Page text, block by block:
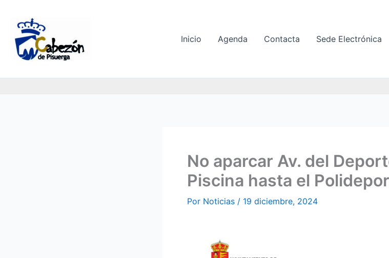
contenido
Inicio Agenda Contacta Sede Electrónica
No aparcar Av. del
Piscina hasta el
Por Noticias / 19 diciembre, 2024